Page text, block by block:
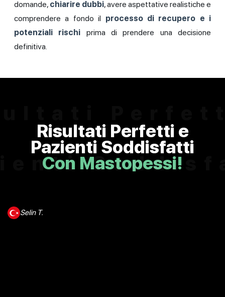
domande, chiarire dubbi, avere aspettative realistiche e
comprendere a fondo il processo di recupero e i
potenziali rischi prima di prendere una decisione
definitiva.
Risultati Perfetti e
Pazienti Soddisfatti
Con Mastopessi!
Selin T.